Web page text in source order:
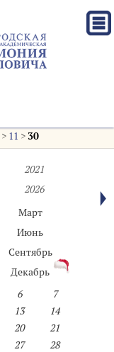
> 11 > 30
2021
2026
Март
Июнь
Сентябрь
Декабрь
6
7
13
14
20
21
27
28